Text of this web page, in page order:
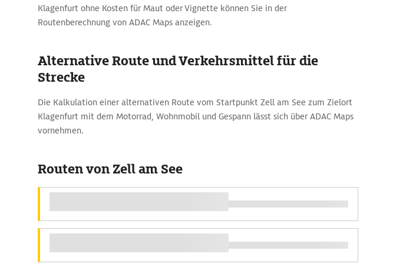
Klagenfurt ohne Kosten für Maut oder Vignette können Sie in der
Routenberechnung von ADAC Maps anzeigen.
Alternative Route und Verkehrsmittel für die
Strecke
Die Kalkulation einer alternativen Route vom Startpunkt Zell am See zum Zielort
Klagenfurt mit dem Motorrad, Wohnmobil und Gespann lässt sich über ADAC Maps
vornehmen.
Routen von Zell am See